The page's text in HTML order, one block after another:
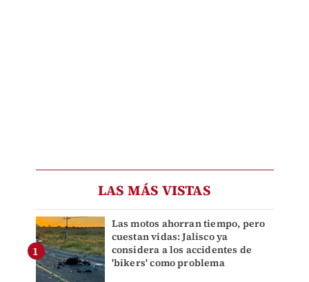
LAS MÁS VISTAS
Las motos ahorran tiempo, pero
cuestan vidas: Jalisco ya
considera a los accidentes de
'bikers' como problema